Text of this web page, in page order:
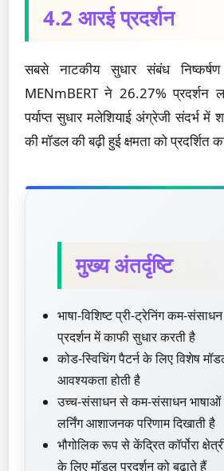
4.2 आरई प्रदर्शन
सबसे नाटकीय सुधार संबंध
MENmBERT ने 26.27% प्रदर्शन
पर्याप्त सुधार मलेशियाई अंग्रेजी संदर्भ में
की मॉडल की बढ़ी हुई क्षमता को प्रदर्शित
मुख्य अंतर्दृष्टि
भाषा-विशिष्ट प्री-ट्रेनिंग कम-
प्रदर्शन में काफी सुधार करती है
कोड-स्विचिंग पैटर्न के लिए विशेष
आवश्यकता होती है
उच्च-संसाधन से कम-संसाधन भाषाओं
लर्निंग आशाजनक परिणाम दिखाती है
भौगोलिक रूप से केंद्रित कॉर्पोरा
के लिए मॉडल प्रदर्शन को बढ़ाते हैं